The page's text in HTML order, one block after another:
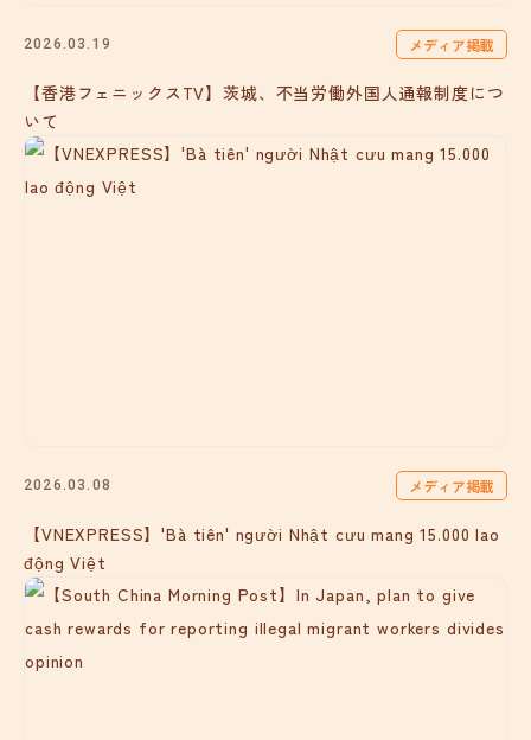
2026.03.19 メディア掲載
【香港フェニックスTV】茨城、不当労働外国人通報制度につ
いて
2026.03.08 メディア掲載
【VNEXPRESS】'Bà tiên' người Nhật cưu mang 15.000 lao
động Việt